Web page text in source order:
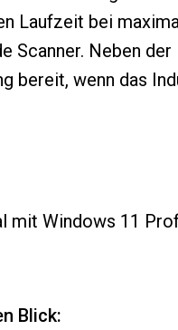
Laufzeit bei
Neben
bereit, wenn das
mit Windows 11
Blick: